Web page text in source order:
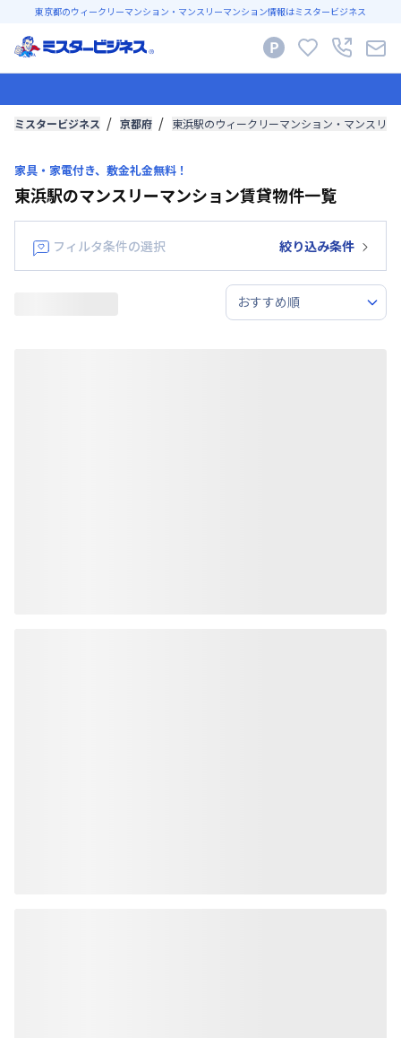
東京都のウィークリーマンション・マンスリーマンション情報はミスタービジネス
ミスタービジネス 京都府 東浜駅のウィークリーマンション・マンスリ
家具・家電付き、敷金礼金無料！
東浜駅のマンスリーマンション賃貸物件一覧
フィルタ条件の選択 絞り込み条件